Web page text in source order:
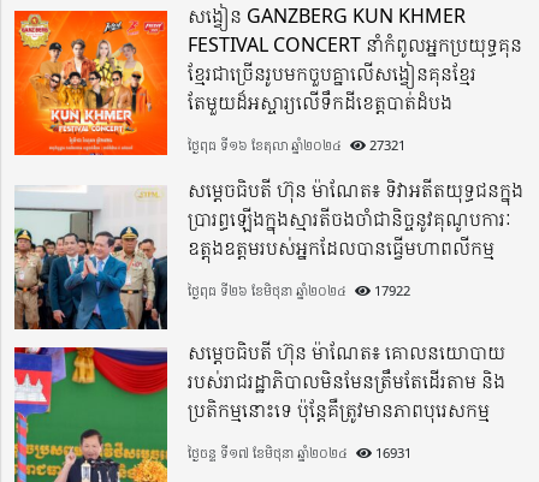
សង្វៀន GANZBERG KUN KHMER
FESTIVAL CONCERT នាំកំពូលអ្នកប្រយុទ្ធគុន
ខ្មែរជាច្រើនរូបមកចួបគ្នាលើសង្វៀនគុនខ្មែរ
តែមួយដ៏អស្ចារ្យលើទឹកដីខេត្តបាត់ដំបង
ថ្ងៃពុធ ទី១៦ ខែតុលា ឆ្នាំ២០២៤ 27321
សម្តេចធិបតី ហ៊ុន ម៉ាណែត៖ ទិវាអតីតយុទ្ធជនក្នុង
ប្រារព្ធឡើងក្នុងស្មារតីចងចាំជានិច្ចនូវគុណូបការៈ
ឧត្តុងឧត្តមរបស់អ្នកដែលបានធ្វើមហាពលីកម្ម
ថ្ងៃពុធ ទី២៦ ខែមិថុនា ឆ្នាំ២០២៤ 17922
សម្តេចធិបតី ហ៊ុន ម៉ាណែត៖ គោលនយោបាយ
របស់រាជរដ្ឋាភិបាលមិនមែនត្រឹមតែដើរតាម និង
ប្រតិកម្មនោះទេ ប៉ុន្តែគឺត្រូវមានភាពបុរេសកម្ម
ថ្ងៃចន្ទ ទី១៧ ខែមិថុនា ឆ្នាំ២០២៤ 16931